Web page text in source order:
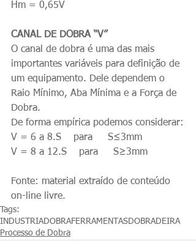
Hm = 0,65V
CANAL DE DOBRA “V”
O canal de dobra é uma das mais
importantes variáveis para definição de
um equipamento. Dele dependem o
Raio Mínimo, Aba Mínima e a Força de
Dobra.
De forma empírica podemos considerar:
V = 6 a 8.S    para     S≤3mm
V = 8 a 12.S    para     S≥3mm
Fonte: material extraído de conteúdo
on-line livre.
Tags:
INDUSTRIADOBRAFERRAMENTASDOBRADEIRA
Processo de Dobra